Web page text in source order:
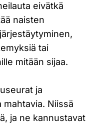
eivätkä
naisten
tai
mitään sijaa.
ja
mahtavia. Niissä
ja ne kannustavat